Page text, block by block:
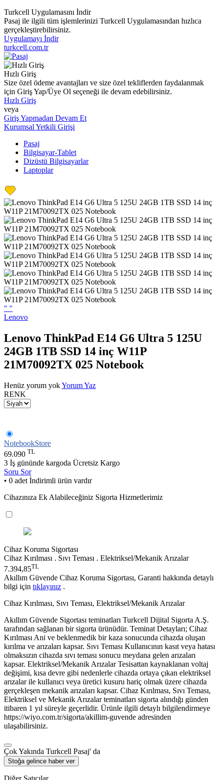
Turkcell Uygulamasını İndir
Pasaj ile ilgili tüm işlemlerinizi Turkcell Uygulamasından hızlıca
gerçekleştirebilirsiniz.
Uygulamayı İndir
turkcell.com.tr
Hızlı Giriş
Size özel ödeme avantajları ve size özel tekliflerden faydalanmak
için Giriş Yap/Üye Ol seçeneği ile devam edebilirsiniz.
Hızlı Giriş
veya
Giriş Yapmadan Devam Et
Kurumsal Yetkili Girişi
Pasaj
Bilgisayar-Tablet
Dizüstü Bilgisayarlar
Laptoplar
" "
Lenovo
Lenovo ThinkPad E14 G6 Ultra 5 125U
24GB 1TB SSD 14 inç W11P
21M70092TX 025 Notebook
Henüz yorum yokYorum Yaz
RENK
NotebookStore
69.090 TL
3 İş gününde kargoda Ücretsiz Kargo
Soru Sor
• 0 adet İndirimli ürün vardır
Cihazınıza Ek Alabileceğiniz Sigorta Hizmetlerimiz
Cihaz Koruma Sigortası
Cihaz Kırılması . Sıvı Teması . Elektriksel/Mekanik Arızalar
7.394,85TL
Akıllım Güvende Cihaz Koruma Sigortası, Garanti hakkında detaylı
bilgi için tıklayınız .
Cihaz Kırılması, Sıvı Teması, Elektriksel/Mekanik Arızalar
Akıllım Güvende Sigortası teminatları Turkcell Dijital Sigorta A.Ş.
tarafından sağlanan bir sigorta ürünüdür. Teminat Detayları; Cihaz
Kırılması Ani ve beklenmedik bir kaza sonucunda cihazda oluşan
kırılma ve arızaları kapsar. Sıvı Teması Kullanıcının kasıt veya hatası
olmaksızın cihazda sıvı teması sonucu meydana gelen arızaları
kapsar. Elektriksel/Mekanik Arızalar Tesisattan kaynaklanan voltaj
değişimi, kısa devre gibi nedenlerle cihazda ortaya çıkan elektriksel
arızalar ile kullanıcı veya üretici kusuru hariç olmak üzere cihazda
gerçekleşen mekanik arızaları kapsar. Cihaz Kırılması, Sıvı Teması,
Elektriksel ve Mekanik Arızalar teminatları sigorta alındığı günden
itibaren 1 yıl süreyle geçerlidir. Ürünle ilgili detaylı bilgilendirmeye
https://wiyo.com.tr/sigorta/akillim-guvende adresinden
ulaşabilirsiniz.
Çok Yakında Turkcell Pasaj' da
Stoğa gelince haber ver